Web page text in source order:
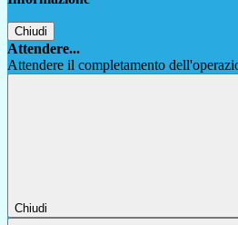
Chiudi
Attendere...
Attendere il completamento
Chiudi